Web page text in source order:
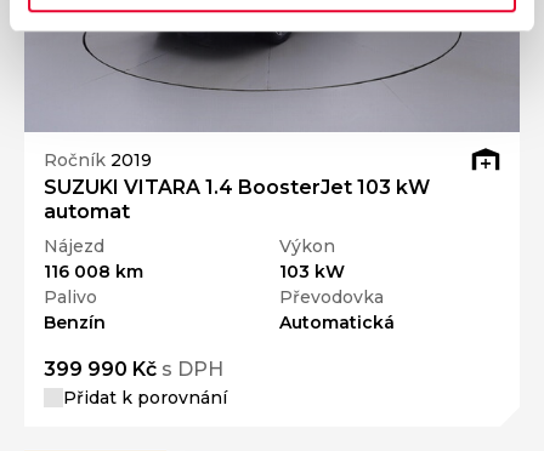
Ročník 2019
SUZUKI VITARA 1.4 BoosterJet 103 kW
automat
Nájezd
116 008 km
Výkon
103 kW
Palivo
Benzín
Převodovka
Automatická
399 990 Kč s DPH
Přidat k porovnání